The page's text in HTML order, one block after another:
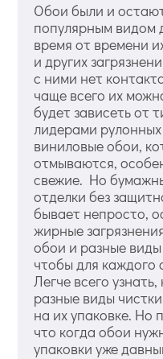
Обои были и
популярным видом
время от времени
и других
с ними нет
чаще всего их
будет зависеть от
лидерами
виниловые обои,
отмываются,
свежие. Но
отделки без
бывает непросто,
жирные
обои и разные
чтобы для каждого
Легче всего
разные виды
на их упаковке. Но
что когда обои
упаковки уже